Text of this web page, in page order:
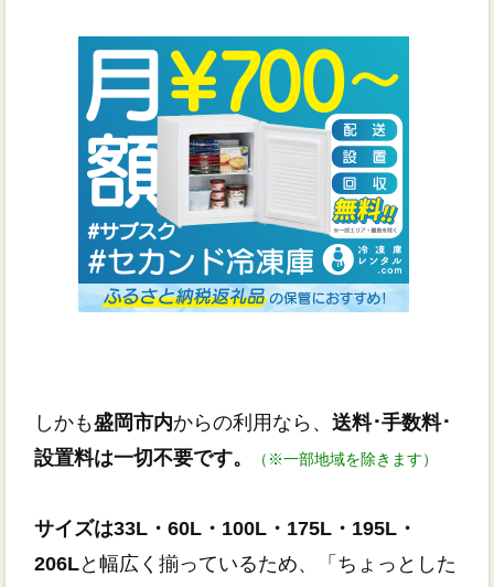
しかも盛岡市内からの利用なら、 送料･手数料･
設置料は一切不要です。
（※一部地域を除きます）
サイズは33L・60L・100L・175L・195L・
206Lと幅広く揃っているため、「ちょっとした